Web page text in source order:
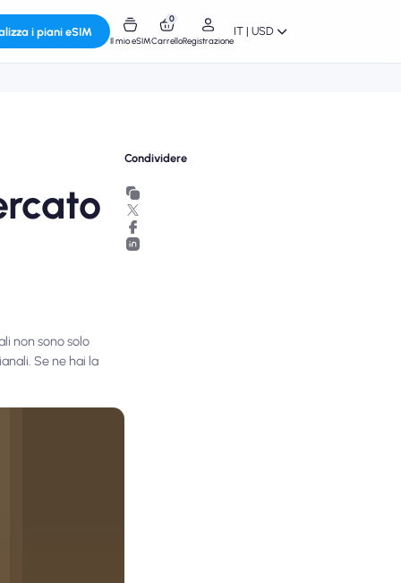
i piani eSIM
Il mio eSIM
0
CarrelloRegistrazione
IT | USD
non sono solo
Se ne hai la
Condividere